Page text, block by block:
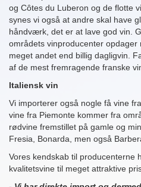
og Côtes du Luberon og de flotte
synes vi også at andre skal have
håndværk, det er at lave god vin.
områdets vinproducenter
meget andet end billig dagligvin.
af de mest fremragende franske
Italiensk vin
Vi importerer også nogle få vine
vine fra Piemonte kommer fra
rødvine fremstillet på gamle og
Fresia, Bonarda, men også
Vores kendskab til producenterne
kvalitetsvine til meget attraktive